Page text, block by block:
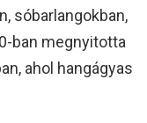
sóbarlangokban,
ban megnyitotta
ahol hangágyas